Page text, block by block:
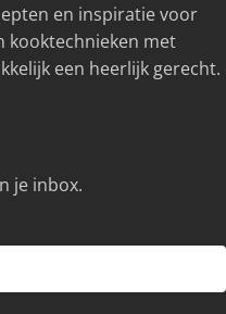
en inspiratie voor
kooktechnieken met
een heerlijk gerecht.
je inbox.